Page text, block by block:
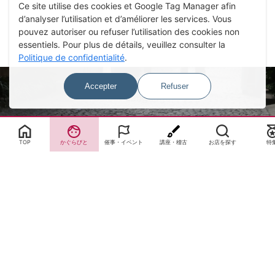
Select Language▼
TOP かぐらびと 催事・イベント 講座・稽古 お店を探す 特
Ce site utilise des cookies et Google Tag Manager afin
d’analyser l’utilisation et d’améliorer les services. Vous
pouvez autoriser ou refuser l’utilisation des cookies non
essentiels. Pour plus de détails, veuillez consulter la
Politique de confidentialité.
Accepter Refuser